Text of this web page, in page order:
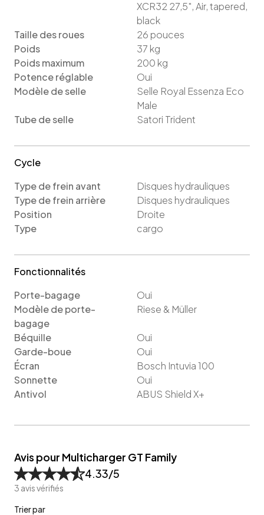
XCR32 27,5", Air, tapered,
black
Taille des roues
26 pouces
Poids
37 kg
Poids maximum
200 kg
Potence réglable
Oui
Modèle de selle
Selle Royal Essenza Eco
Male
Tube de selle
Satori Trident
Cycle
Type de frein avant
Disques hydrauliques
Type de frein arrière
Disques hydrauliques
Position
Droite
Type
cargo
Fonctionnalités
Porte-bagage
Oui
Modèle de porte-
bagage
Riese & Müller
Béquille
Oui
Garde-boue
Oui
Écran
Bosch Intuvia 100
Sonnette
Oui
Antivol
ABUS Shield X+
Avis pour Multicharger GT Family
4.33/5
3 avis vérifiés
Trier par